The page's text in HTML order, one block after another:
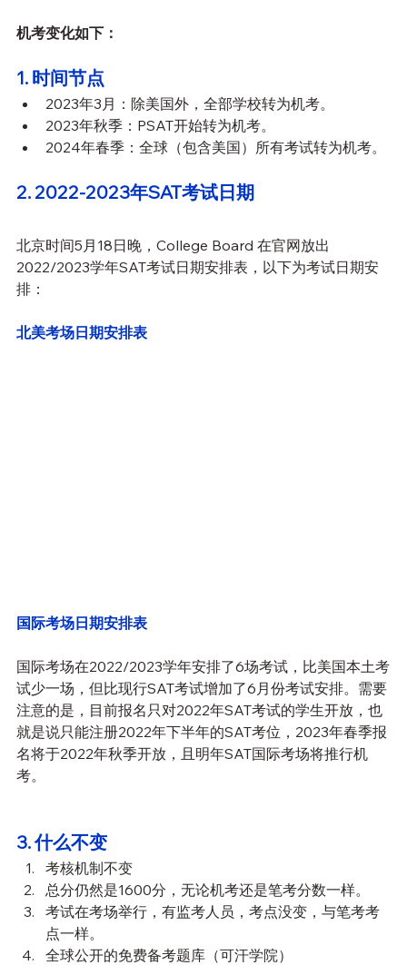
机考变化如下：
1. 时间节点
2023年3月：除美国外，全部学校转为机考。
2023年秋季：PSAT开始转为机考。
2024年春季：全球（包含美国）所有考试转为机考。
2. 2022-2023年SAT考试日期
北京时间5月18日晚，College Board 在官网放出
2022/2023学年SAT考试日期安排表，以下为考试日期安
排：
北美考场日期安排表
国际考场日期安排表
国际考场在2022/2023学年安排了6场考试，比美国本土考
试少一场，但比现行SAT考试增加了6月份考试安排。需要
注意的是，目前报名只对2022年SAT考试的学生开放，也
就是说只能注册2022年下半年的SAT考位，2023年春季报
名将于2022年秋季开放，且明年SAT国际考场将推行机
考。
3. 什么不变
考核机制不变
总分仍然是1600分，无论机考还是笔考分数一样。
考试在考场举行，有监考人员，考点没变，与笔考考
点一样。
全球公开的免费备考题库（可汗学院）